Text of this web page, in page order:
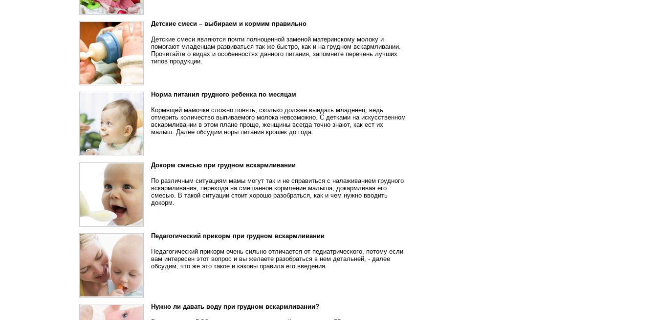
Детские смеси – выбираем и кормим правильно
Детские смеси являются почти полноценной заменой материнскому молоку и
помогают младенцам развиваться так же быстро, как и на грудном вскармливании.
Прочитайте о видах и особенностях данного питания, запомните перечень лучших
типов продукции.
Норма питания грудного ребенка по месяцам
Кормящей мамочке сложно понять, сколько должен выедать младенец, ведь
отмерить количество выпиваемого молока невозможно. С детками на искусственном
вскармливании в этом плане проще, женщины всегда точно знают, как ест их
малыш. Далее обсудим норы питания крошек до года.
Докорм смесью при грудном вскармливании
По различным ситуациям мамы могут так и не справиться с налаживанием грудного
вскармливания, переходя на смешанное кормление малыша, докармливая его
смесью. В такой ситуации стоит хорошо разобраться, как и чем нужно вводить
докорм.
Педагогический прикорм при грудном вскармливании
Педагогический прикорм очень сильно отличается от педиатрического, потому если
вам интересен этот вопрос и вы желаете разобраться в нем детальней, - далее
обсудим, что же это такое и каковы правила его введения.
Нужно ли давать воду при грудном вскармливании?